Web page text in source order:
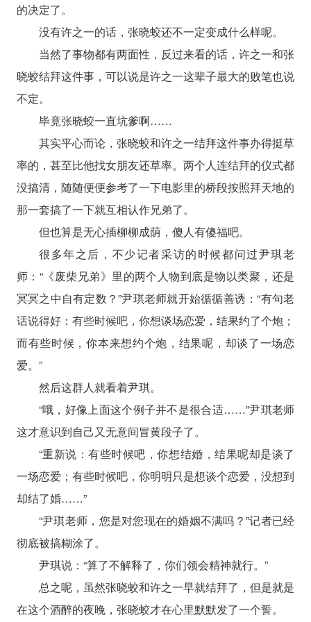
的决定了。
没有许之一的话，张晓蛟还不一定变成什么样呢。
当然了事物都有两面性，反过来看的话，许之一和张
晓蛟结拜这件事，可以说是许之一这辈子最大的败笔也说
不定。
毕竟张晓蛟一直坑爹啊……
其实平心而论，张晓蛟和许之一结拜这件事办得挺草
率的，甚至比他找女朋友还草率。两个人连结拜的仪式都
没搞清，随随便便参考了一下电影里的桥段按照拜天地的
那一套搞了一下就互相认作兄弟了。
但也算是无心插柳柳成荫，傻人有傻福吧。
很多年之后，不少记者采访的时候都问过尹琪老
师：“《废柴兄弟》里的两个人物到底是物以类聚，还是
冥冥之中自有定数？”尹琪老师就开始循循善诱：“有句老
话说得好：有些时候吧，你想谈场恋爱，结果约了个炮；
而有些时候，你本来想约个炮，结果呢，却谈了一场恋
爱。”
然后这群人就看着尹琪。
“哦，好像上面这个例子并不是很合适……”尹琪老师
这才意识到自己又无意间冒黄段子了。
“重新说：有些时候吧，你想结婚，结果呢却是谈了
一场恋爱；有些时候吧，你明明只是想谈个恋爱，没想到
却结了婚……”
“尹琪老师，您是对您现在的婚姻不满吗？”记者已经
彻底被搞糊涂了。
尹琪说：“算了不解释了，你们领会精神就行。”
总之呢，虽然张晓蛟和许之一早就结拜了，但是就是
在这个酒醉的夜晚，张晓蛟才在心里默默发了一个誓。